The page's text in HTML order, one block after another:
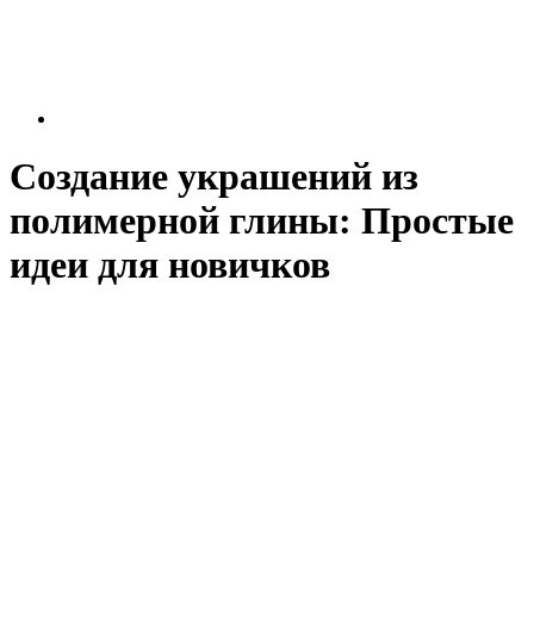
Создание украшений из
полимерной глины: Простые
идеи для новичков